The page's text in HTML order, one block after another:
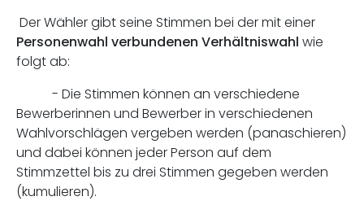
Der Wähler gibt seine Stimmen bei der mit einer
Personenwahl verbundenen Verhältniswahl wie
folgt ab:
- Die Stimmen können an verschiedene
Bewerberinnen und Bewerber in verschiedenen
Wahlvorschlägen vergeben werden (panaschieren)
und dabei können jeder Person auf dem
Stimmzettel bis zu drei Stimmen gegeben werden
(kumulieren).